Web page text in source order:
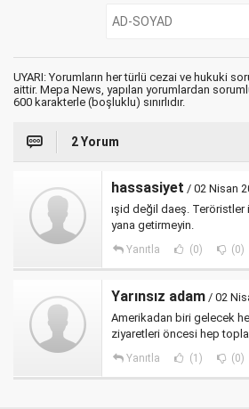
UYARI: Yorumların her türlü cezai ve hukuki
aittir. Mepa News, yapılan yorumlardan
600 karakterle (boşluklu) sınırlıdır.
2 Yorum
hassasiyet / 02 Nisan
ışid değil daeş. Teröristler
yana getirmeyin.
Yanıtla (0) (0)
Yarınsız adam / 02
Amerikadan biri gelecek
ziyaretleri öncesi hep
Yanıtla (1) (0)